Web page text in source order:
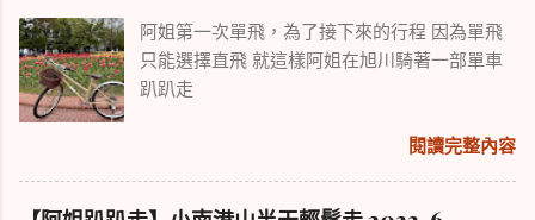
阿姐第一次單飛，為了接下來的行程 因為單飛
只能選擇直飛 就這樣阿姐在旭川騎著一部單車
趴趴走
閱讀完整內容